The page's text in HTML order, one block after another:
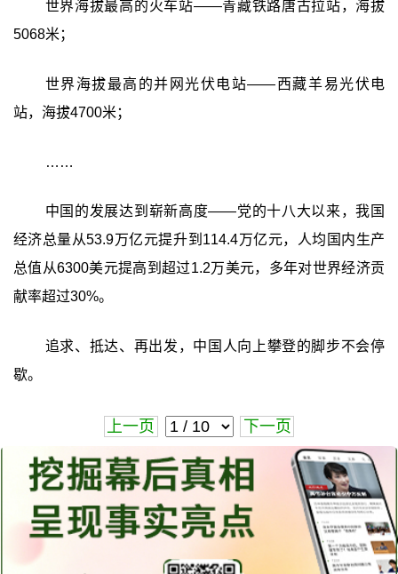
世界海拔最高的火车站——青藏铁路唐古拉站，海拔
5068米；
世界海拔最高的并网光伏电站——西藏羊易光伏电
站，海拔4700米；
……
中国的发展达到崭新高度——党的十八大以来，我国
经济总量从53.9万亿元提升到114.4万亿元，人均国内生产
总值从6300美元提高到超过1.2万美元，多年对世界经济贡
献率超过30%。
追求、抵达、再出发，中国人向上攀登的脚步不会停
歇。
上一页 下一页